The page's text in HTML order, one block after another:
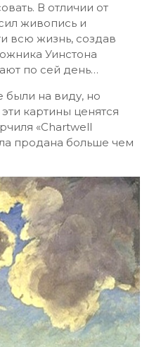
В отличии от
живопись и
всю жизнь, создав
Уинстона
по сей день…
были на виду, но
картины ценятся
«Chartwell
продана больше чем